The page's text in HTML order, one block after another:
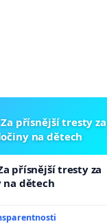
přísnější tresty za
na dětech
přísnější tresty za
na dětech